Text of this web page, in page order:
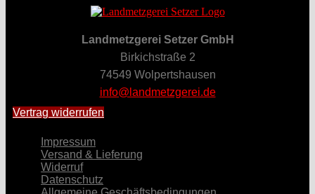
Landmetzgerei Setzer GmbH
Birkichstraße 2
74549 Wolpertshausen
info@landmetzgerei.de
Vertrag widerrufen
Impressum
Versand & Lieferung
Widerruf
Datenschutz